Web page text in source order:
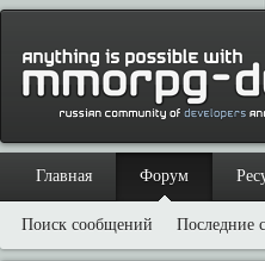
Главная Форум
Поиск сообщений Последние